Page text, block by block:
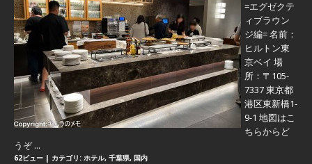
=エグゼクテ
ィブラウン
ジ編=名前：
ヒルトン東
京ベイ 場
所：〒105-
7337 東京都
港区東新橋1-
9-1 地図はこ
ちらからど
うぞ ...
62ビュー | カテゴリ: ホテル, 千葉県, 国内